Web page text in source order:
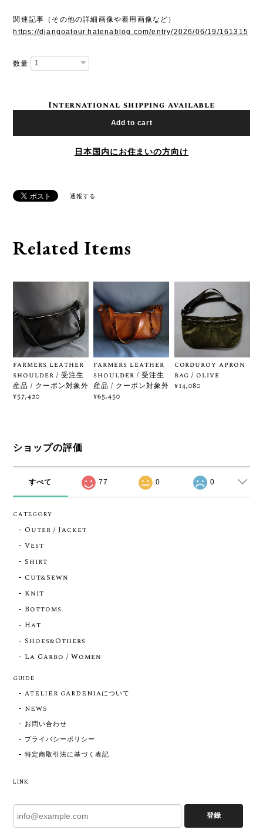
関連記事（その他の詳細画像や着用画像など）
https://djangoatour.hatenablog.com/entry/2026/06/19/161315
数量
International shipping available
Add to cart
日本国内にお住まいの方向け
通報する
Related Items
farmers leather
shoulder / 受注生
産品 / クーポン対象外
¥57,420
farmers leather
shoulder / 受注生
産品 / クーポン対象外
¥65,450
corduroy apron
bag / olive
¥14,080
ショップの評価
すべて 77 0 0
CATEGORY
Outer / Jacket
Vest
Shirt
Cut&Sewn
Knit
Bottoms
Hat
Shoes&Others
La Garbo / Women
GUIDE
ATELIER GARDENIAについて
NEWS
お問い合わせ
プライバシーポリシー
特定商取引法に基づく表記
LINK
登録